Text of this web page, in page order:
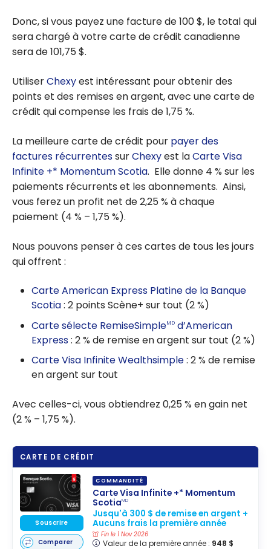
Donc, si vous payez une facture de 100 $, le total qui
sera chargé à votre carte de crédit canadienne
sera de 101,75 $.
UtiliserChexyest intéressant pour obtenir des
points et des remises en argent, avec une carte de
crédit qui compense les frais de 1,75 %.
La meilleure carte de crédit pour payer des
factures récurrentessurChexyest laCarte Visa
Infinite +* Momentum Scotia. Elle donne 4 % sur les
paiements récurrents et les abonnements. Ainsi,
vous ferez un profit net de 2,25 % à chaque
paiement (4 % – 1,75 %).
Nous pouvons penser à ces cartes de tous les jours
qui offrent :
Carte American Express Platine de la Banque
Scotia: 2 points Scène+ sur tout (2 %)
Carte sélecte RemiseSimpleMD d’American
Express: 2 % de remise en argent sur tout (2 %)
Carte Visa Infinite Wealthsimple: 2 % de remise
en argent sur tout
Avec celles-ci, vous obtiendrez 0,25 % en gain net
(2 % – 1,75 %).
CARTE DE CRÉDIT
COMMANDITÉ
Carte Visa Infinite +* Momentum
ScotiaMD
Jusqu'à 300 $ de remise en argent +
Aucuns frais la première année
Fin le 1 Nov 2026
Valeur de la première année : 948 $
Souscrire
Comparer